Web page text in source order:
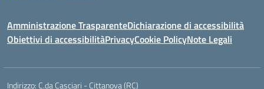
Amministrazione TrasparenteDichiarazione di accessibilità
Obiettivi di accessibilitàPrivacyCookie PolicyNote Legali
Indirizzo: C.da Casciari - Cittanova (RC)